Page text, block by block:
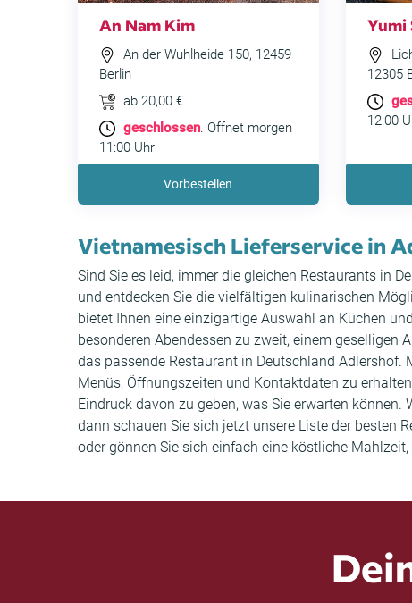
An Nam Kim
An der Wuhlheide 150, 12459
Berlin
ab 20,00 €
geschlossen. Öffnet morgen
11:00 Uhr
Vorbestellen
Yumi
12305
12:00
Vietnamesisch Lieferservice in
Sind Sie es leid, immer die gleichen Restaurants in
und entdecken Sie die vielfältigen kulinarischen
bietet Ihnen eine einzigartige Auswahl an Küchen
besonderen Abendessen zu zweit, einem geselligen
das passende Restaurant in Deutschland
Menüs, Öffnungszeiten und Kontaktdaten zu
Eindruck davon zu geben, was Sie erwarten
dann schauen Sie sich jetzt unsere Liste der besten
oder gönnen Sie sich einfach eine köstliche